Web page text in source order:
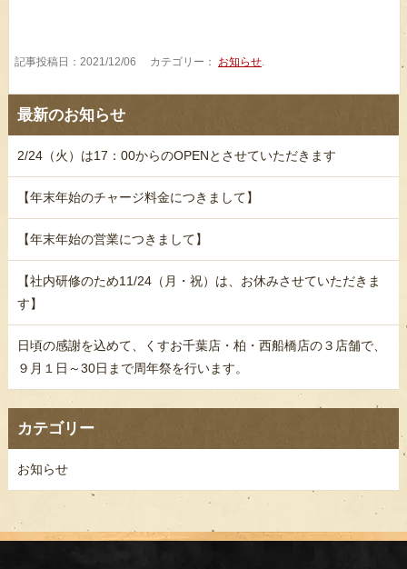
記事投稿日：2021/12/06 カテゴリー： お知らせ.
最新のお知らせ
2/24（火）は17：00からのOPENとさせていただきます
【年末年始のチャージ料金につきまして】
【年末年始の営業につきまして】
【社内研修のため11/24（月・祝）は、お休みさせていただきま
す】
日頃の感謝を込めて、くすお千葉店・柏・西船橋店の３店舗で、
９月１日～30日まで周年祭を行います。
カテゴリー
お知らせ